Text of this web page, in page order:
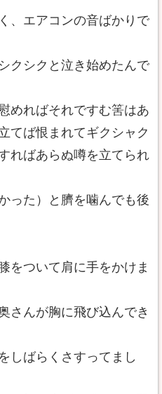
、エアコンの音ばかりで
クシクと泣き始めたんで
めればそれですむ筈はあ
てば恨まれてギクシャク
ればあらぬ噂を立てられ
った）と臍を噛んでも後
をついて肩に手をかけま
さんが胸に飛び込んでき
しばらくさすってまし